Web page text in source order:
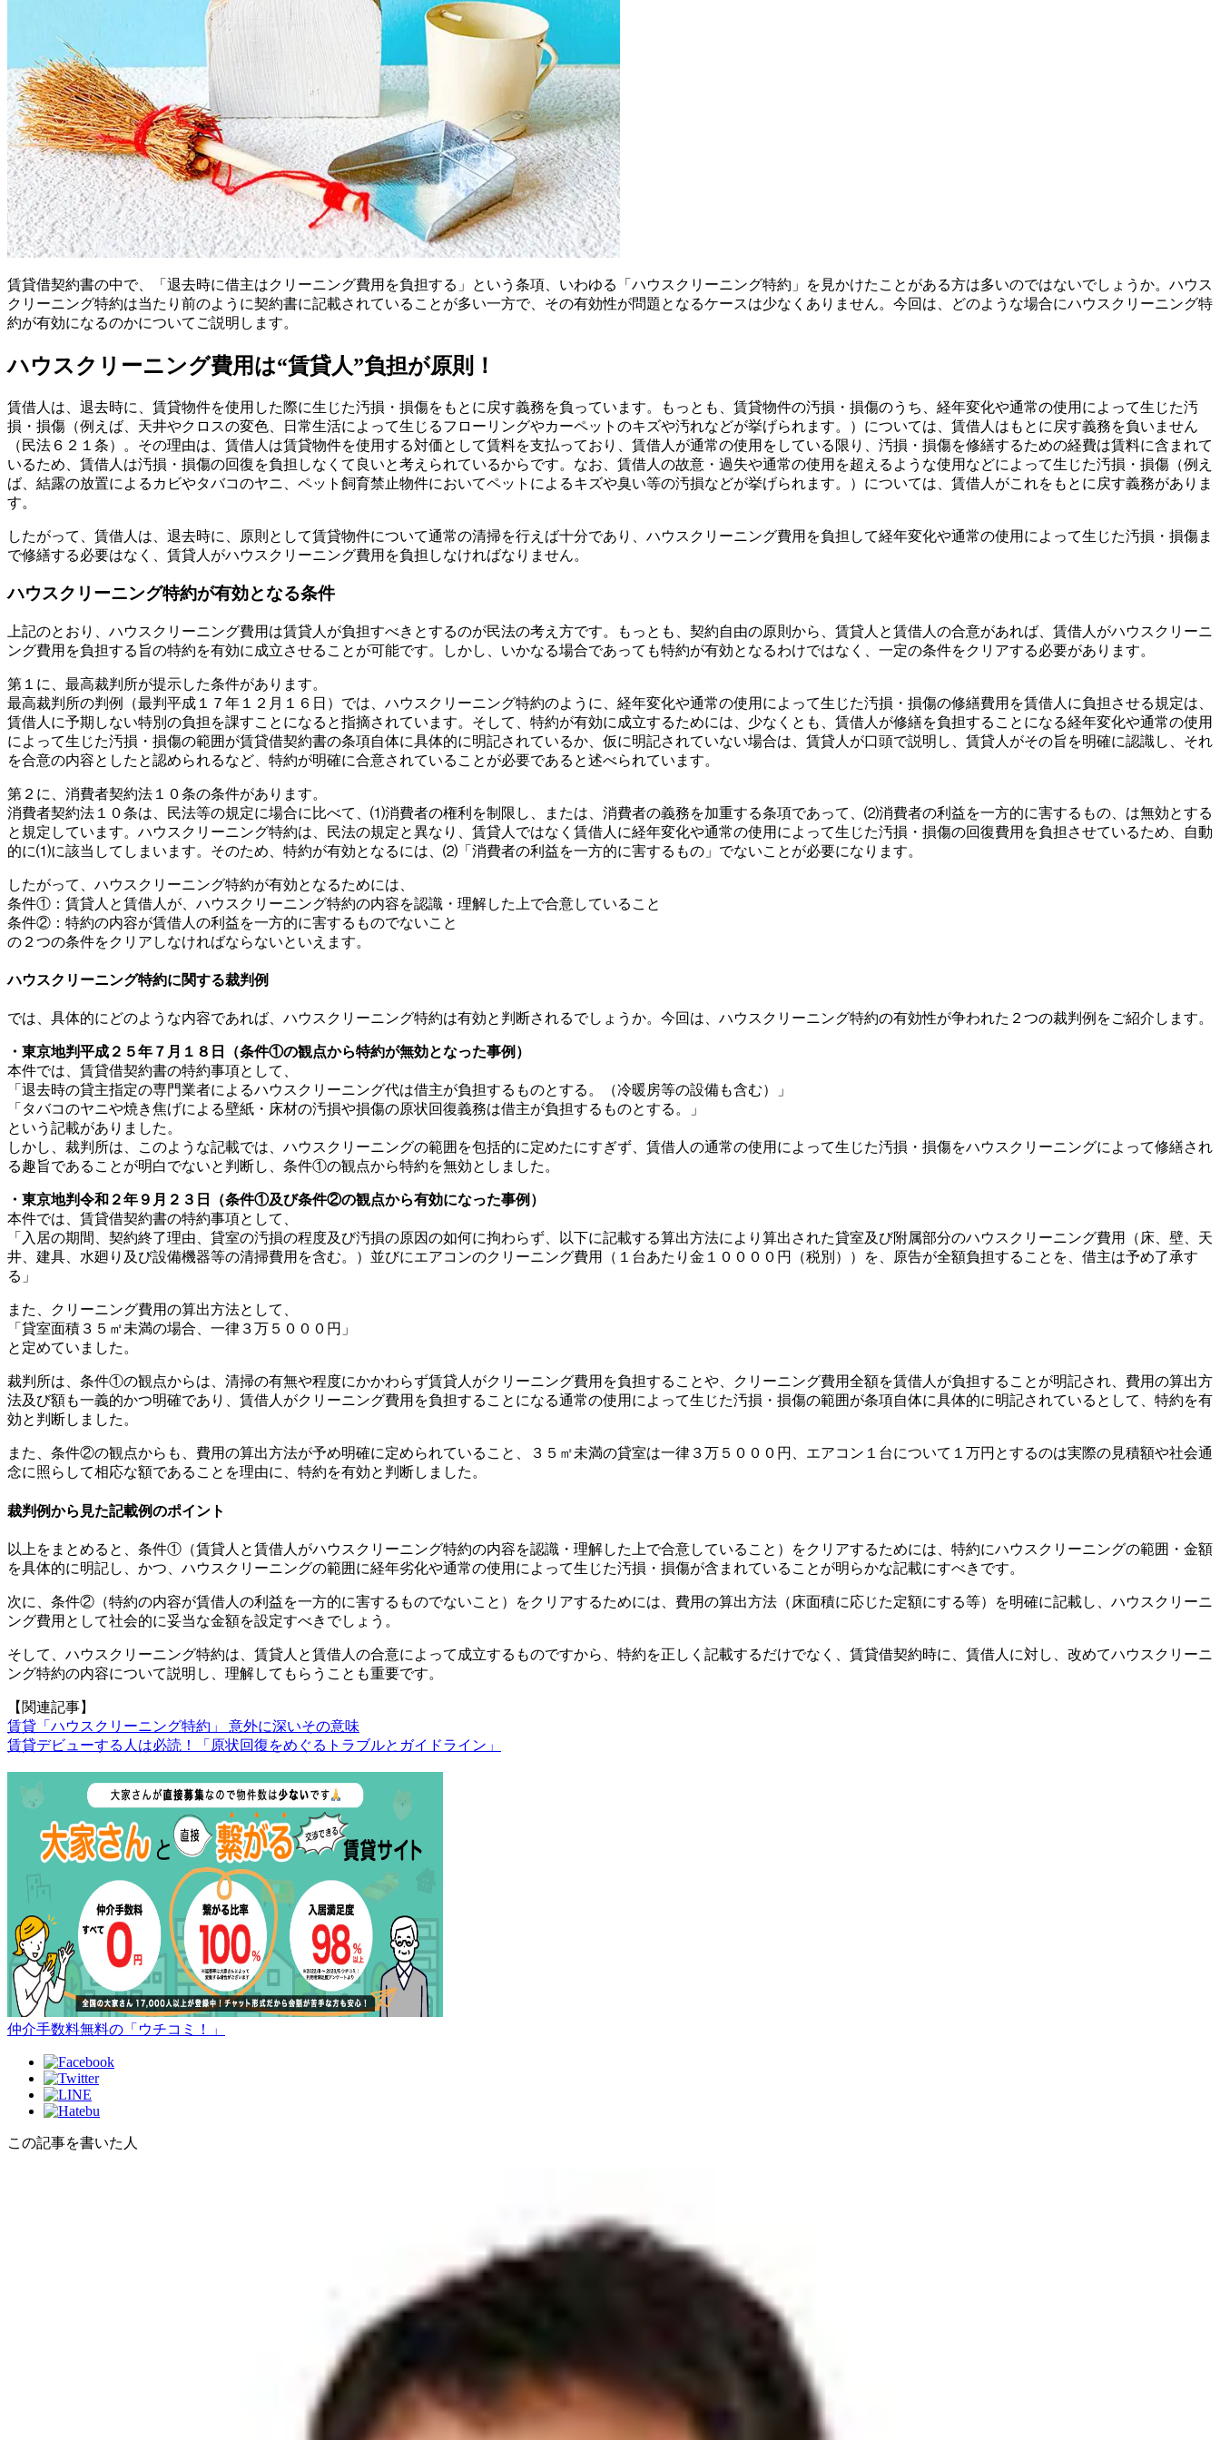
賃貸借契約書の中で、「退去時に借主はクリーニング費用を負担する」という条項、いわゆる「ハウスクリーニング特約」を見かけたことがある方は多いのではないでしょうか。ハウス
クリーニング特約は当たり前のように契約書に記載されていることが多い一方で、その有効性が問題となるケースは少なくありません。今回は、どのような場合にハウスクリーニング特
約が有効になるのかについてご説明します。
ハウスクリーニング費用は“賃貸人”負担が原則！
賃借人は、退去時に、賃貸物件を使用した際に生じた汚損・損傷をもとに戻す義務を負っています。もっとも、賃貸物件の汚損・損傷のうち、経年変化や通常の使用によって生じた汚
損・損傷（例えば、天井やクロスの変色、日常生活によって生じるフローリングやカーペットのキズや汚れなどが挙げられます。）については、賃借人はもとに戻す義務を負いません
（民法６２１条）。その理由は、賃借人は賃貸物件を使用する対価として賃料を支払っており、賃借人が通常の使用をしている限り、汚損・損傷を修繕するための経費は賃料に含まれて
いるため、賃借人は汚損・損傷の回復を負担しなくて良いと考えられているからです。なお、賃借人の故意・過失や通常の使用を超えるような使用などによって生じた汚損・損傷（例え
ば、結露の放置によるカビやタバコのヤニ、ペット飼育禁止物件においてペットによるキズや臭い等の汚損などが挙げられます。）については、賃借人がこれをもとに戻す義務がありま
す。
したがって、賃借人は、退去時に、原則として賃貸物件について通常の清掃を行えば十分であり、ハウスクリーニング費用を負担して経年変化や通常の使用によって生じた汚損・損傷ま
で修繕する必要はなく、賃貸人がハウスクリーニング費用を負担しなければなりません。
ハウスクリーニング特約が有効となる条件
上記のとおり、ハウスクリーニング費用は賃貸人が負担すべきとするのが民法の考え方です。もっとも、契約自由の原則から、賃貸人と賃借人の合意があれば、賃借人がハウスクリーニ
ング費用を負担する旨の特約を有効に成立させることが可能です。しかし、いかなる場合であっても特約が有効となるわけではなく、一定の条件をクリアする必要があります。
第１に、最高裁判所が提示した条件があります。
最高裁判所の判例（最判平成１７年１２月１６日）では、ハウスクリーニング特約のように、経年変化や通常の使用によって生じた汚損・損傷の修繕費用を賃借人に負担させる規定は、
賃借人に予期しない特別の負担を課すことになると指摘されています。そして、特約が有効に成立するためには、少なくとも、賃借人が修繕を負担することになる経年変化や通常の使用
によって生じた汚損・損傷の範囲が賃貸借契約書の条項自体に具体的に明記されているか、仮に明記されていない場合は、賃貸人が口頭で説明し、賃貸人がその旨を明確に認識し、それ
を合意の内容としたと認められるなど、特約が明確に合意されていることが必要であると述べられています。
第２に、消費者契約法１０条の条件があります。
消費者契約法１０条は、民法等の規定に場合に比べて、⑴消費者の権利を制限し、または、消費者の義務を加重する条項であって、⑵消費者の利益を一方的に害するもの、は無効とする
と規定しています。ハウスクリーニング特約は、民法の規定と異なり、賃貸人ではなく賃借人に経年変化や通常の使用によって生じた汚損・損傷の回復費用を負担させているため、自動
的に⑴に該当してしまいます。そのため、特約が有効となるには、⑵「消費者の利益を一方的に害するもの」でないことが必要になります。
したがって、ハウスクリーニング特約が有効となるためには、
条件①：賃貸人と賃借人が、ハウスクリーニング特約の内容を認識・理解した上で合意していること
条件②：特約の内容が賃借人の利益を一方的に害するものでないこと
の２つの条件をクリアしなければならないといえます。
ハウスクリーニング特約に関する裁判例
では、具体的にどのような内容であれば、ハウスクリーニング特約は有効と判断されるでしょうか。今回は、ハウスクリーニング特約の有効性が争われた２つの裁判例をご紹介します。
・東京地判平成２５年７月１８日（条件①の観点から特約が無効となった事例）
本件では、賃貸借契約書の特約事項として、
「退去時の貸主指定の専門業者によるハウスクリーニング代は借主が負担するものとする。（冷暖房等の設備も含む）」
「タバコのヤニや焼き焦げによる壁紙・床材の汚損や損傷の原状回復義務は借主が負担するものとする。」
という記載がありました。
しかし、裁判所は、このような記載では、ハウスクリーニングの範囲を包括的に定めたにすぎず、賃借人の通常の使用によって生じた汚損・損傷をハウスクリーニングによって修繕され
る趣旨であることが明白でないと判断し、条件①の観点から特約を無効としました。
・東京地判令和２年９月２３日（条件①及び条件②の観点から有効になった事例）
本件では、賃貸借契約書の特約事項として、
「入居の期間、契約終了理由、貸室の汚損の程度及び汚損の原因の如何に拘わらず、以下に記載する算出方法により算出された貸室及び附属部分のハウスクリーニング費用（床、壁、天
井、建具、水廻り及び設備機器等の清掃費用を含む。）並びにエアコンのクリーニング費用（１台あたり金１００００円（税別））を、原告が全額負担することを、借主は予め了承す
る」
また、クリーニング費用の算出方法として、
「貸室面積３５㎡未満の場合、一律３万５０００円」
と定めていました。
裁判所は、条件①の観点からは、清掃の有無や程度にかかわらず賃貸人がクリーニング費用を負担することや、クリーニング費用全額を賃借人が負担することが明記され、費用の算出方
法及び額も一義的かつ明確であり、賃借人がクリーニング費用を負担することになる通常の使用によって生じた汚損・損傷の範囲が条項自体に具体的に明記されているとして、特約を有
効と判断しました。
また、条件②の観点からも、費用の算出方法が予め明確に定められていること、３５㎡未満の貸室は一律３万５０００円、エアコン１台について１万円とするのは実際の見積額や社会通
念に照らして相応な額であることを理由に、特約を有効と判断しました。
裁判例から見た記載例のポイント
以上をまとめると、条件①（賃貸人と賃借人がハウスクリーニング特約の内容を認識・理解した上で合意していること）をクリアするためには、特約にハウスクリーニングの範囲・金額
を具体的に明記し、かつ、ハウスクリーニングの範囲に経年劣化や通常の使用によって生じた汚損・損傷が含まれていることが明らかな記載にすべきです。
次に、条件②（特約の内容が賃借人の利益を一方的に害するものでないこと）をクリアするためには、費用の算出方法（床面積に応じた定額にする等）を明確に記載し、ハウスクリーニ
ング費用として社会的に妥当な金額を設定すべきでしょう。
そして、ハウスクリーニング特約は、賃貸人と賃借人の合意によって成立するものですから、特約を正しく記載するだけでなく、賃貸借契約時に、賃借人に対し、改めてハウスクリーニ
ング特約の内容について説明し、理解してもらうことも重要です。
【関連記事】
賃貸「ハウスクリーニング特約」 意外に深いその意味
賃貸デビューする人は必読！「原状回復をめぐるトラブルとガイドライン」
仲介手数料無料の「ウチコミ！」
この記事を書いた人